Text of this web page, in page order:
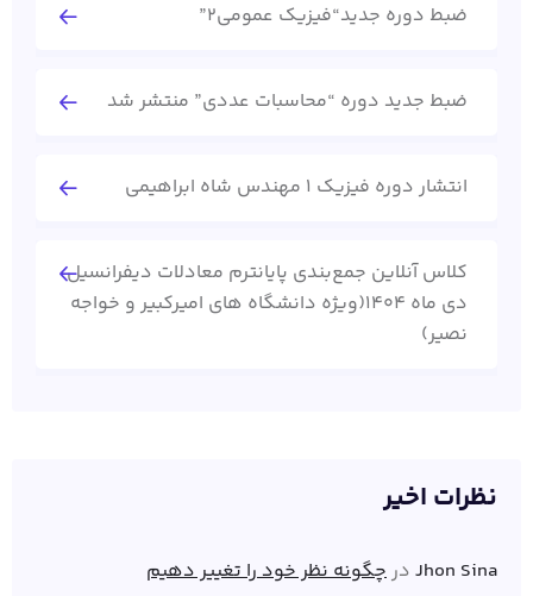
ضبط دوره جدید“فیزیک عمومی2”
ضبط جدید دوره “محاسبات عددی” منتشر شد
انتشار دوره فیزیک 1 مهندس شاه ابراهیمی
کلاس آنلاین جمع‌بندی پایانترم معادلات دیفرانسیل
دی ماه 1404(ویژه دانشگاه های امیرکبیر و خواجه
نصیر)
نظرات اخیر
Jhon Sina درچگونه نظر خود را تغییر دهیم